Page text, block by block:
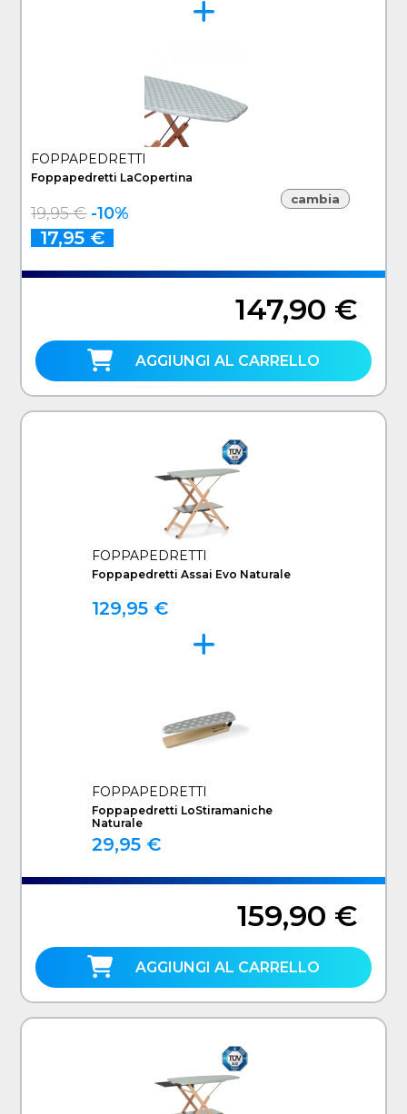
FOPPAPEDRETTI
Foppapedretti LaСopertina
19,95 € -10%
17,95 €
cambia
147,90 €
AGGIUNGI AL CARRELLO
FOPPAPEDRETTI
Foppapedretti Assai Evo Naturale
129,95 €
FOPPAPEDRETTI
Foppapedretti LoStiramaniche
Naturale
29,95 €
159,90 €
AGGIUNGI AL CARRELLO